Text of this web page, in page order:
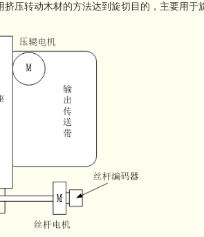
压转动木材的方法达到旋切目的，主要用于